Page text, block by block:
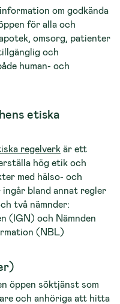
om godkända
för alla och
omsorg, patienter
och
human- och
etiska
regelverk är ett
hög etik och
med hälso- och
bland annat regler
två nämnder:
(IGN) och Nämnden
(NBL)
öppen söktjänst som
och anhöriga att hitta